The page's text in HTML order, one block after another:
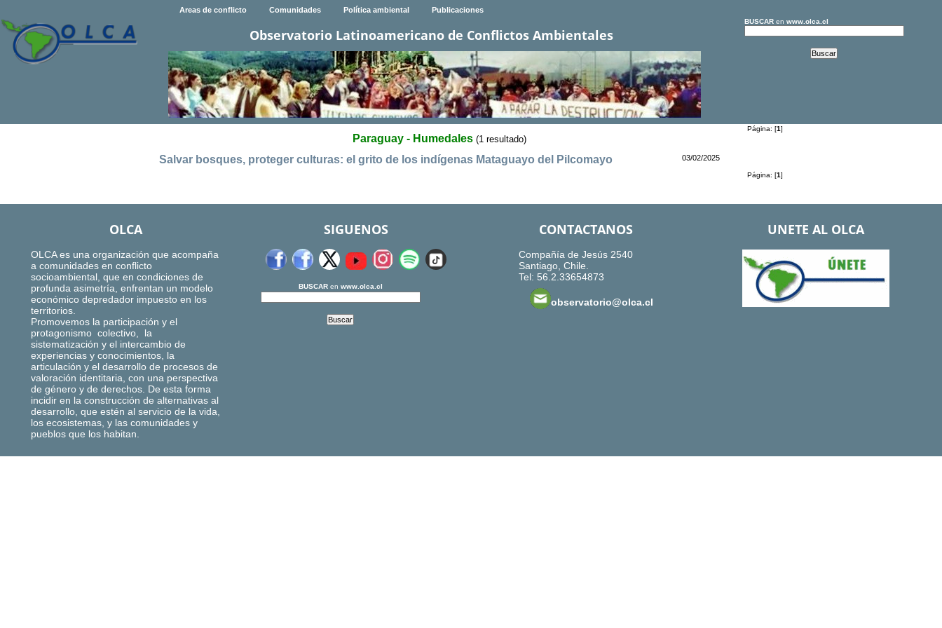
Areas de conflicto Comunidades Política ambiental Publicaciones
Observatorio Latinoamericano de Conflictos Ambientales
BUSCARen www.olca.cl
Página: [1]
Paraguay - Humedales (1 resultado)
Salvar bosques, proteger culturas: el grito de los indígenas Mataguayo del Pilcomayo 03/02/2025
Página: [1]
OLCA
OLCA es una organización que acompaña
a comunidades en conflicto
socioambiental, que en condiciones de
profunda asimetría, enfrentan un modelo
económico depredador impuesto en los
territorios.
Promovemos la participación y el
protagonismo colectivo, la
sistematización y el intercambio de
experiencias y conocimientos, la
articulación y el desarrollo de procesos de
valoración identitaria, con una perspectiva
de género y de derechos. De esta forma
incidir en la construcción de alternativas al
desarrollo, que estén al servicio de la vida,
los ecosistemas, y las comunidades y
pueblos que los habitan.
SIGUENOS
BUSCARen www.olca.cl
CONTACTANOS
Compañía de Jesús 2540
Santiago, Chile.
Tel: 56.2.33654873
observatorio@olca.cl
UNETE AL OLCA